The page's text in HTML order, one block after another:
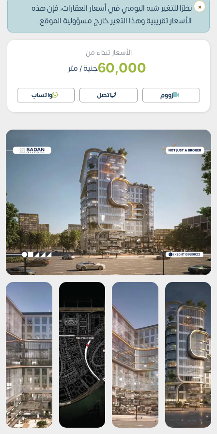
× نظرًا للتغير شبه اليومي في أسعار العقارات، فإن هذه
الأسعار تقريبية وهذا التغير خارج مسؤولية الموقع.
الأسعار تبداء من
60,000جنية/ متر
زووم اتصل واتساب